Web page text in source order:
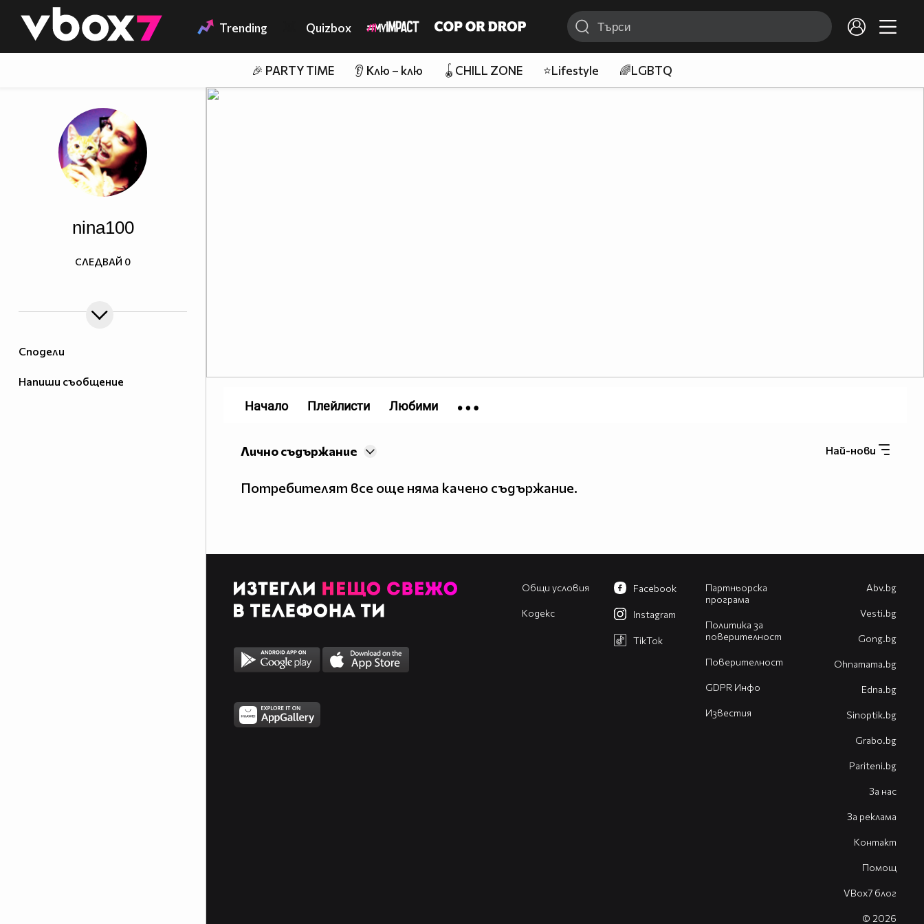
👾 Trending Quizbox
🎉 PARTY TIME 👂 Клю – клю 🪀CHILL ZONE ⭐Lifestyle 🌈LGBTQ
Сподели
Напиши съобщение
nina100
СЛЕДВАЙ 0
Най-нови
Лично съдържание
Потребителят все още няма качено съдържание.
Начало Плейлисти Любими
Общи условия
Кодекс
Партньорска
програма
Политика за
поверителност
Поверителност
GDPR Инфо
Известия
Facebook
Instagram
TikTok
Abv.bg
Vesti.bg
Gong.bg
Оhnamama.bg
Edna.bg
Sinoptik.bg
Grabo.bg
Pariteni.bg
За нас
За реклама
Контакт
Помощ
VBox7 блог
© 2026